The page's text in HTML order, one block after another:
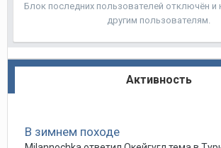
Блок последних пользователей отключён и
другим пользователям.
Активность
В зимнем походе